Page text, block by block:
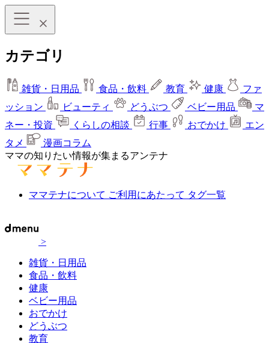
カテゴリ
雑貨・日用品 食品・飲料 教育 健康
ファ
ッション
ビューティ どうぶつ ベビー用品
マ
ネー・投資
くらしの相談 行事 おでかけ
エン
タメ
漫画コラム
ママの知りたい情報が集まるアンテナ
ママテナについて ご利用にあたって タグ一覧
>
雑貨・日用品
食品・飲料
健康
ベビー用品
おでかけ
どうぶつ
教育